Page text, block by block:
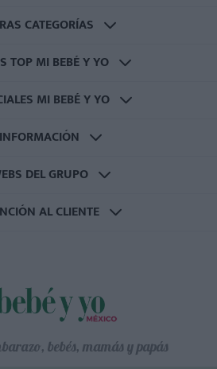
CATEGORÍAS
TOP MI BEBÉ Y YO
MI BEBÉ Y YO
INFORMACIÓN
DEL GRUPO
AL CLIENTE
bebés, mamás y papás